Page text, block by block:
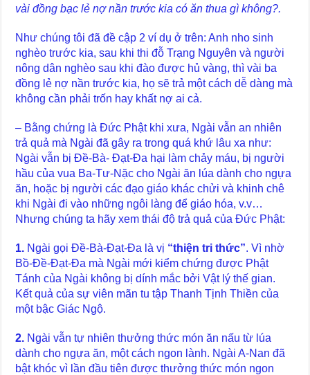
vài đồng bạc lẻ nợ nần trước kia có ăn thua gì không?.
Như chúng tôi đã đề cập 2 ví dụ ở trên: Anh nho sinh
nghèo trước kia, sau khi thi đỗ Trạng Nguyên và người
nông dân nghèo sau khi đào được hủ vàng, thì vài ba
đồng lẻ nợ nần trước kia, họ sẽ trả một cách dễ dàng mà
không cần phải trốn hay khất nợ ai cả.
– Bằng chứng là Đức Phật khi xưa, Ngài vẫn an nhiên
trả quả mà Ngài đã gây ra trong quá khứ lâu xa như:
Ngài vẫn bị Đề-Bà- Đạt-Đa hại làm chảy máu, bị người
hầu của vua Ba-Tư-Nặc cho Ngài ăn lúa dành cho ngựa
ăn, hoặc bị người các đạo giáo khác chửi và khinh chê
khi Ngài đi vào những ngôi làng để giáo hóa, v.v…
Nhưng chúng ta hãy xem thái độ trả quả của Đức Phật:
1. Ngài gọi Đề-Bà-Đạt-Đa là vị “thiện tri thức”. Vì nhờ
Bồ-Đề-Đạt-Đa mà Ngài mới kiểm chứng được Phật
Tánh của Ngài không bị dính mắc bởi Vật lý thế gian.
Kết quả của sự viên mãn tu tập Thanh Tịnh Thiền của
một bậc Giác Ngộ.
2. Ngài vẫn tự nhiên thưởng thức món ăn nấu từ lúa
dành cho ngựa ăn, một cách ngon lành. Ngài A-Nan đã
bật khóc vì lần đầu tiên được thưởng thức món ngon